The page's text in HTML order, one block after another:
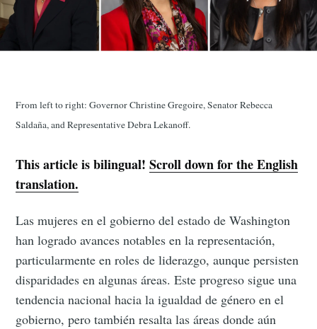
From left to right: Governor Christine Gregoire, Senator Rebecca
Saldaña, and Representative Debra Lekanoff.
This article is bilingual!Scroll down for the English
translation.
Las mujeres en el gobierno del estado de Washington
han logrado avances notables en la representación,
particularmente en roles de liderazgo, aunque persisten
disparidades en algunas áreas. Este progreso sigue una
tendencia nacional hacia la igualdad de género en el
gobierno, pero también resalta las áreas donde aún